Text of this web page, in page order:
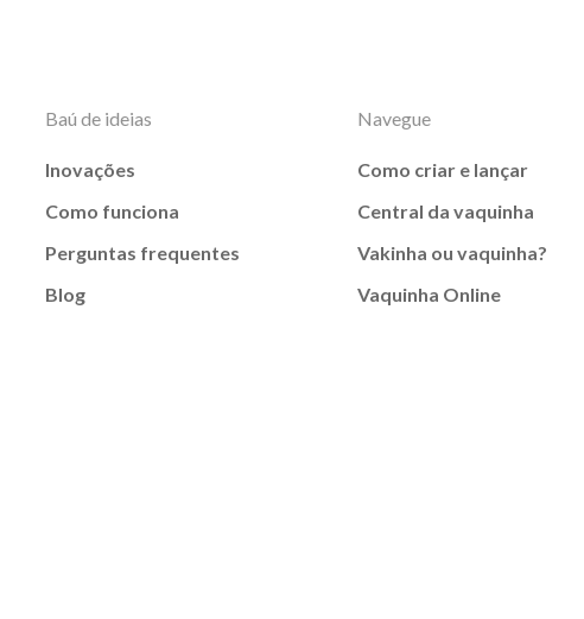
Baú de ideias
Inovações
Como funciona
Perguntas frequentes
Blog
Navegue
Como criar e lançar
Central da vaquinha
Vakinha ou vaquinha?
Vaquinha Online